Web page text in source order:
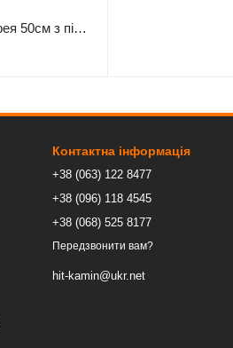
Сковорода з диску Mzavod Фрея 50см з підвісом для вогню та кришкою
Контактна інформація
+38 (063) 122 8477
+38 (096) 118 4545
+38 (068) 525 8177
Передзвонити вам?
hit-kamin@ukr.net